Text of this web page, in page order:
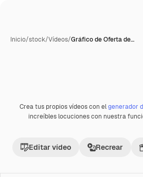
Inicio/stock/Vídeos/Gráfico de Oferta de…
Premium
Crea tus propios vídeos con elgenerador
increíbles locuciones con nuestra
Editar vídeo Recrear